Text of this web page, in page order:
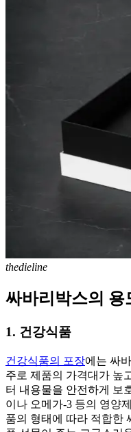
thedieline
싸바리박스의 용
1. 건강식품
건강식품의 포장에는 싸
주로 제품의 가격대가 높
터 내용물을 안전하게 보
이나 오메가-3 등의 영양
품의 형태에 따라 적합한